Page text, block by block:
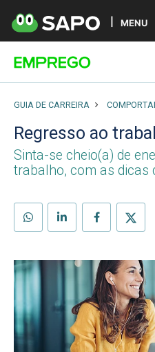
MENU
GUIA DE CARREIRA
Regresso ao
Sinta-se cheio(a) de
trabalho, com as dicas